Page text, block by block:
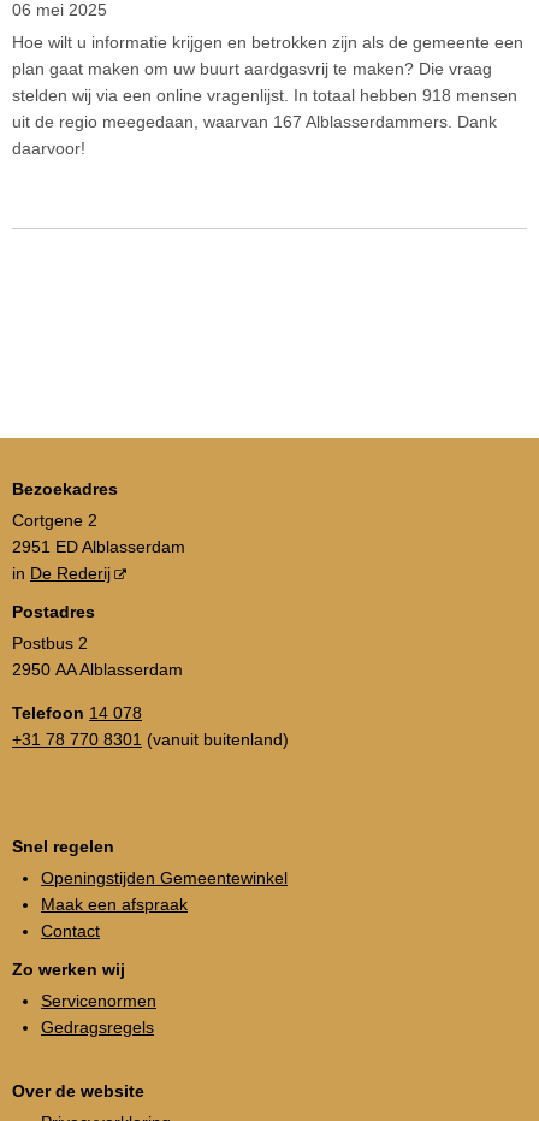
06 mei 2025
Hoe wilt u informatie krijgen en betrokken zijn als de gemeente een
plan gaat maken om uw buurt aardgasvrij te maken? Die vraag
stelden wij via een online vragenlijst. In totaal hebben 918 mensen
uit de regio meegedaan, waarvan 167 Alblasserdammers. Dank
daarvoor!
Bezoekadres
Cortgene 2
2951 ED Alblasserdam
in De Rederij
Postadres
Postbus 2
2950 AA Alblasserdam
Telefoon 14 078
+31 78 770 8301 (vanuit buitenland)
Snel regelen
Openingstijden Gemeentewinkel
Maak een afspraak
Contact
Zo werken wij
Servicenormen
Gedragsregels
Over de website